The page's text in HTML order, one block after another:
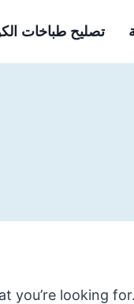
تصليح طباخات
you’re looking